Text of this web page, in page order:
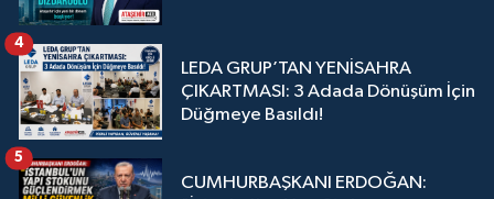
LEDA GRUP’TAN YENİSAHRA
ÇIKARTMASI: 3 Adada Dönüşüm İçin
Düğmeye Basıldı!
4
CUMHURBAŞKANI ERDOĞAN:
5